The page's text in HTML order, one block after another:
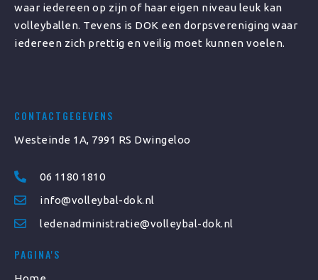
waar iedereen op zijn of haar eigen niveau leuk kan
volleyballen. Tevens is DOK een dorpsvereniging waar
iedereen zich prettig en veilig moet kunnen voelen.
CONTACTGEGEVENS
Westeinde 1A, 7991 RS Dwingeloo
06 1180 1810
info@volleybal-dok.nl
ledenadministratie@volleybal-dok.nl
PAGINA'S